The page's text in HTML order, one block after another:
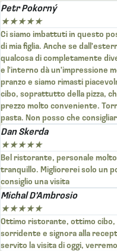
Petr Pokorný
★★★★★
Ci siamo imbattuti in questo
di mia figlia. Anche se
qualcosa di completamente
e l'interno dà un'impressione
pranzo e siamo rimasti
cibo, soprattutto della pizza,
prezzo molto conveniente.
pasta. Non posso che
Dan Skerda
★★★★★
Bel ristorante, personale
tranquillo. Migliorerei solo un
consiglio una visita
Michal D'Ambrosio
★★★★★
Ottimo ristorante, ottimo
sorridente e signora alla
servito la visita di oggi, verremo